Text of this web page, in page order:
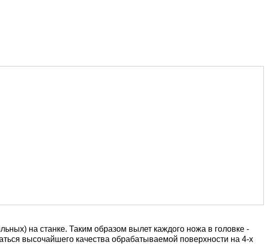
на станке. Таким образом вылет каждого ножа в головке -
высочайшего качества обрабатываемой поверхности на 4-х